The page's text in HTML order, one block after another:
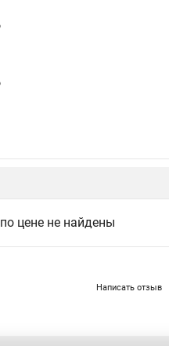
цене не найдены
Написать отзыв